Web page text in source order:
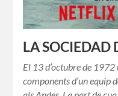
LA SOCIEDAD
El 13 d’octubre de
components d’un equip